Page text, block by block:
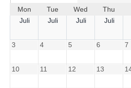
Mon Tue Wed Thu
Juli
Juli Juli Juli
3 4 5 6 7
10 11 12 13